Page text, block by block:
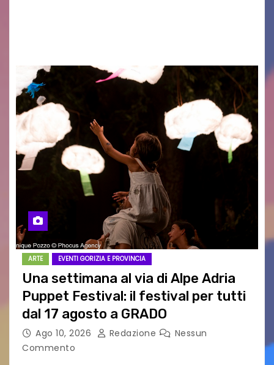
ARTE EVENTI GORIZIA E PROVINCIA
Una settimana al via di Alpe Adria
Puppet Festival: il festival per tutti
dal 17 agosto a GRADO
Ago 10, 2026 Redazione
Nessun
Commento